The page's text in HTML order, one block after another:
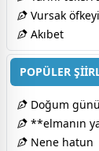
Vursak
Akıbet
POPÜLER
Doğum
**elmanın
Nene hatun